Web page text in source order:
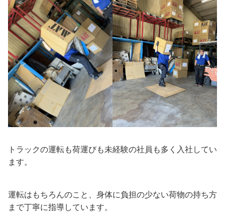
トラックの運転も荷運びも未経験の社員も多く入社してい
ます。
運転はもちろんのこと、身体に負担の少ない荷物の持ち方
まで丁寧に指導しています。